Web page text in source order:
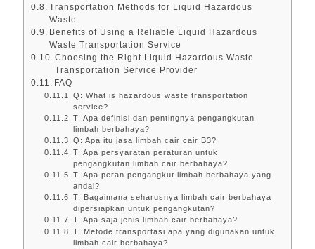
Transportation Methods for Liquid Hazardous
Waste
Benefits of Using a Reliable Liquid Hazardous
Waste Transportation Service
Choosing the Right Liquid Hazardous Waste
Transportation Service Provider
FAQ
Q: What is hazardous waste transportation
service?
T: Apa definisi dan pentingnya pengangkutan
limbah berbahaya?
Q: Apa itu jasa limbah cair cair B3?
T: Apa persyaratan peraturan untuk
pengangkutan limbah cair berbahaya?
T: Apa peran pengangkut limbah berbahaya yang
andal?
T: Bagaimana seharusnya limbah cair berbahaya
dipersiapkan untuk pengangkutan?
T: Apa saja jenis limbah cair berbahaya?
T: Metode transportasi apa yang digunakan untuk
limbah cair berbahaya?